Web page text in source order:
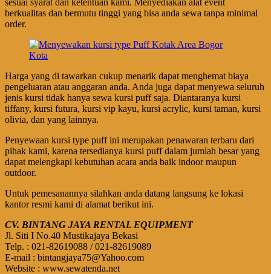
sesuai syarat dan ketentuan kami. Menyediakan alat event
berkualitas dan bermutu tinggi yang bisa anda sewa tanpa minimal
order.
Harga yang di tawarkan cukup menarik dapat menghemat biaya
pengeluaran atau anggaran anda. Anda juga dapat menyewa seluruh
jenis kursi tidak hanya sewa kursi puff saja. Diantaranya kursi
tiffany, kursi futura, kursi vip kayu, kursi acrylic, kursi taman, kursi
olivia, dan yang lainnya.
Penyewaan kursi type puff ini merupakan penawaran terbaru dari
pihak kami, karena tersedianya kursi puff dalam jumlah besar yang
dapat melengkapi kebutuhan acara anda baik indoor maupun
outdoor.
Untuk pemesanannya silahkan anda datang langsung ke lokasi
kantor resmi kami di alamat berikut ini.
CV. BINTANG JAYA RENTAL EQUIPMENT
Jl. Siti I No.40 Mustikajaya Bekasi
Telp. : 021-82619088 / 021-82619089
E-mail : bintangjaya75@Yahoo.com
Website : www.sewatenda.net